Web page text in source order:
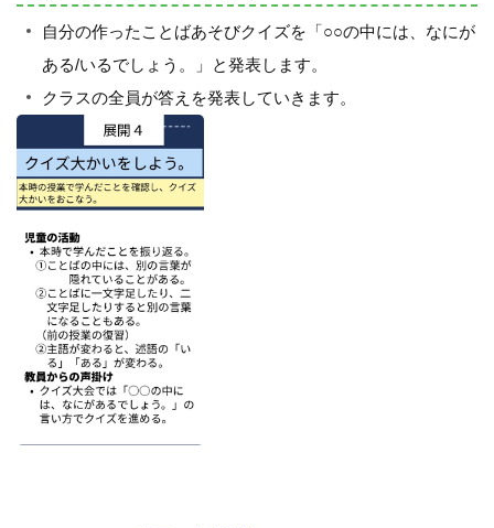
自分の作ったことばあそびクイズを「○○の中には、なにが
ある/いるでしょう。」と発表します。
クラスの全員が答えを発表していきます。